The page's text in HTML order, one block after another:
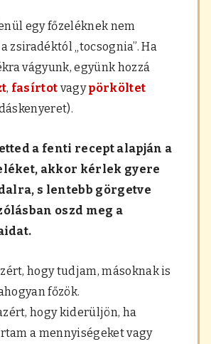
egy főzeléknek nem
zsiradéktól „tocsognia”. Ha
vágyunk, együnk hozzá
, fasírtot vagypörköltet
a fenti recept alapján a
akkor kérlek gyere
s lentebb görgetve
oszd meg a
hogy tudjam, másoknak is
főzök.
hogy kiderüljön, ha
a mennyiségeket vagy